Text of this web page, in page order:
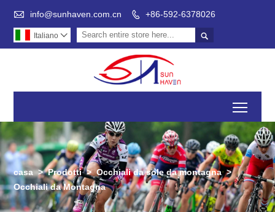
 info@sunhaven.com.cn  +86-592-6378026

Italiano 
casa > Prodotti > Occhiali da sole da montagna >
Occhiali da Montagna